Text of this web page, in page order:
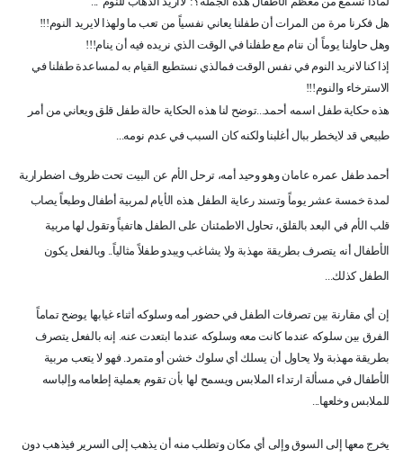
هل فكرنا مرة من المرات أن طفلنا يعاني نفسياً من تعب ما ولهذا لايريد النوم!!!
وهل حاولنا يوماً أن ننام مع طفلنا في الوقت الذي نريده فيه أن ينام!!!
إذا كنا لانريد النوم في نفس الوقت فمالذي نستطيع القيام به لمساعدة طفلنا في
الاسترخاء والنوم!!!
هذه حكاية طفل اسمه أحمد...توضح لنا هذه الحكاية حالة طفل قلق ويعاني من أمر
طبيعي قد لايخطر ببال أغلبنا ولكنه كان السبب في عدم نومه...
أحمد طفل عمره عامان وهو وحيد أمه، ترحل الأم عن البيت تحت ظروف اضطرارية
لمدة خمسة عشر يوماً وتسند رعاية الطفل هذه الأيام لمربية أطفال وطبعاً يصاب
قلب الأم في البعد بالقلق، تحاول الاطمئنان على الطفل هاتفياً وتقول لها مربية
الأطفال أنه يتصرف بطريقة مهذبة ولا يشاغب ويبدو طفلاً مثالياً.. وبالفعل يكون
الطفل كذلك...
إن أي مقارنة بين تصرفات الطفل في حضور أمه وسلوكه أثناء غيابها يوضح تماماً
الفرق بين سلوكه عندما كانت معه وسلوكه عندما ابتعدت عنه. إنه بالفعل يتصرف
بطريقة مهذبة ولا يحاول أن يسلك أي سلوك خشن أو متمرد. فهو لا يتعب مربية
الأطفال في مسألة ارتداء الملابس ويسمح لها بأن تقوم بعملية إطعامه وإلباسه
للملابس وخلعها...
يخرج معها إلى السوق وإلى أي مكان وتطلب منه أن يذهب إلى السرير فيذهب دون